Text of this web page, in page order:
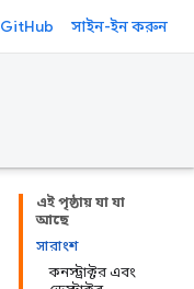
GitHub সাইন-ইন করুন
এই পৃষ্ঠায় যা যা
আছে
সারাংশ
কনস্ট্রাক্টর এবং